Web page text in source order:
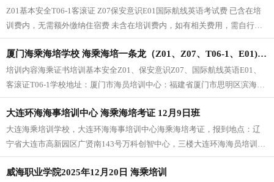
Z01基本安全T06-1客滚证 Z07保安意识E01国际航线英语考试费 已含在培
训费内，无需额外缴纳住宿费 未含在培训费内，如有相关费用，需自行承
担教材费 已含在培训费内，无需额外缴纳海乘证书培训体检费 没有此费用 |
建议开课前体检报名微信：whfy6688学校报名电话：185 7175 7171
厦门海乘海培学校 海乘海培一条龙（Z01、Z07、T06-1、E01) 2025年12月19日 开班
培训内容海乘证书培训基本安全Z01、保安意识Z07、国际航线英语E01、
客滚证T06-1学校地址：厦门市海员培训中心：福建省厦门市思明区滨海街
道黄厝溪头下24号报名电话：18571757171
大连环海海事培训中心 海乘海培考证 12月9日班
大连海乘培训学校，大连环海海事培训中心海乘海培考证，报到地点：辽
宁省大连市高新园区广贤南143号万科创智中心，三楼大连环海海员培训中
心，报名联系电话：18571757171
威海职业学院2025年12月20日 海乘培训